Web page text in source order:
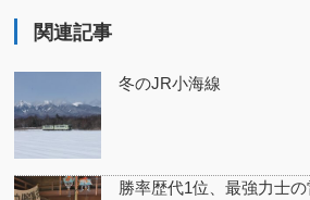
関連記事
冬のJR小海線
勝率歴代1位、最強力士